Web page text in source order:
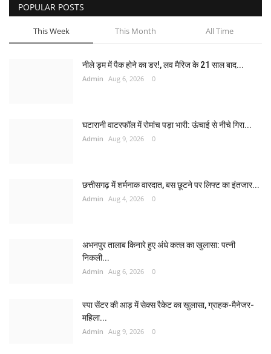
POPULAR POSTS
This Week This Month All Time
नीले ड्र्म में पैक होने का डर!, लव मैरिज के 21 साल बाद...
Admin Aug 6, 2026 0
घटारानी वाटरफॉल में रोमांच पड़ा भारी: ऊंचाई से नीचे गिरा...
Admin Aug 9, 2026 0
छत्तीसगढ़ में शर्मनाक वारदात, बस छूटने पर लिफ्ट का इंतजार...
Admin Aug 4, 2026 0
अभनपुर तालाब किनारे हुए अंधे कत्ल का खुलासा: पत्नी
निकली...
Admin Aug 6, 2026 0
स्पा सेंटर की आड़ में सेक्स रैकेट का खुलासा, ग्राहक-मैनेजर-
महिला...
Admin Aug 9, 2026 0